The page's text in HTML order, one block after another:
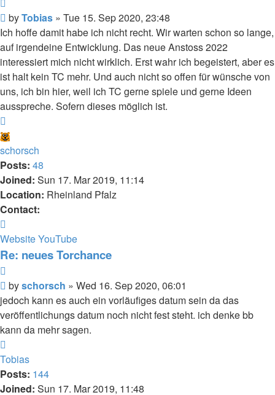
Post
byTobias » Tue 15. Sep 2020, 23:48
Ich hoffe damit habe ich nicht recht. Wir warten schon so lange,
auf irgendeine Entwicklung. Das neue Anstoss 2022
interessiert mich nicht wirklich. Erst wahr ich begeistert, aber es
ist halt kein TC mehr. Und auch nicht so offen für wünsche von
uns, ich bin hier, weil ich TC gerne spiele und gerne Ideen
ausspreche. Sofern dieses möglich ist.
schorsch
Posts: 48
Joined: Sun 17. Mar 2019, 11:14
Location: Rheinland Pfalz
Contact:
schorsch
WebsiteYouTube
Re: neues Torchance
Post
byschorsch » Wed 16. Sep 2020, 06:01
jedoch kann es auch ein vorläufiges datum sein da das
veröffentlichungs datum noch nicht fest steht. ich denke bb
kann da mehr sagen.
Tobias
Posts: 144
Joined: Sun 17. Mar 2019, 11:48